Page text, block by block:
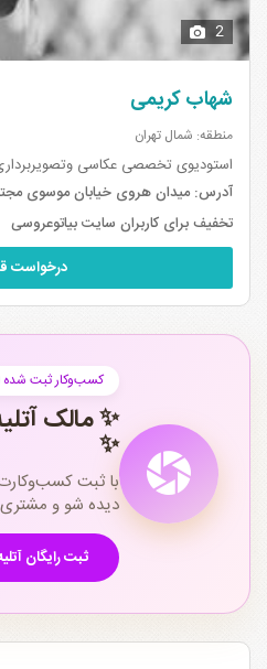
2
شهاب کریمی
منطقه: شمال تهران
استودیوی تخصصی عکاسی
آدرس:میدان هروی خیابان موسوی
تخفیف برای کاربران سایت بیاتوعروسی
درخواست
🏆 +50000 کسب‌وکار ثبت شده
✨ مالک
✨
با ثبت
دیده شو و
ثبت رایگان